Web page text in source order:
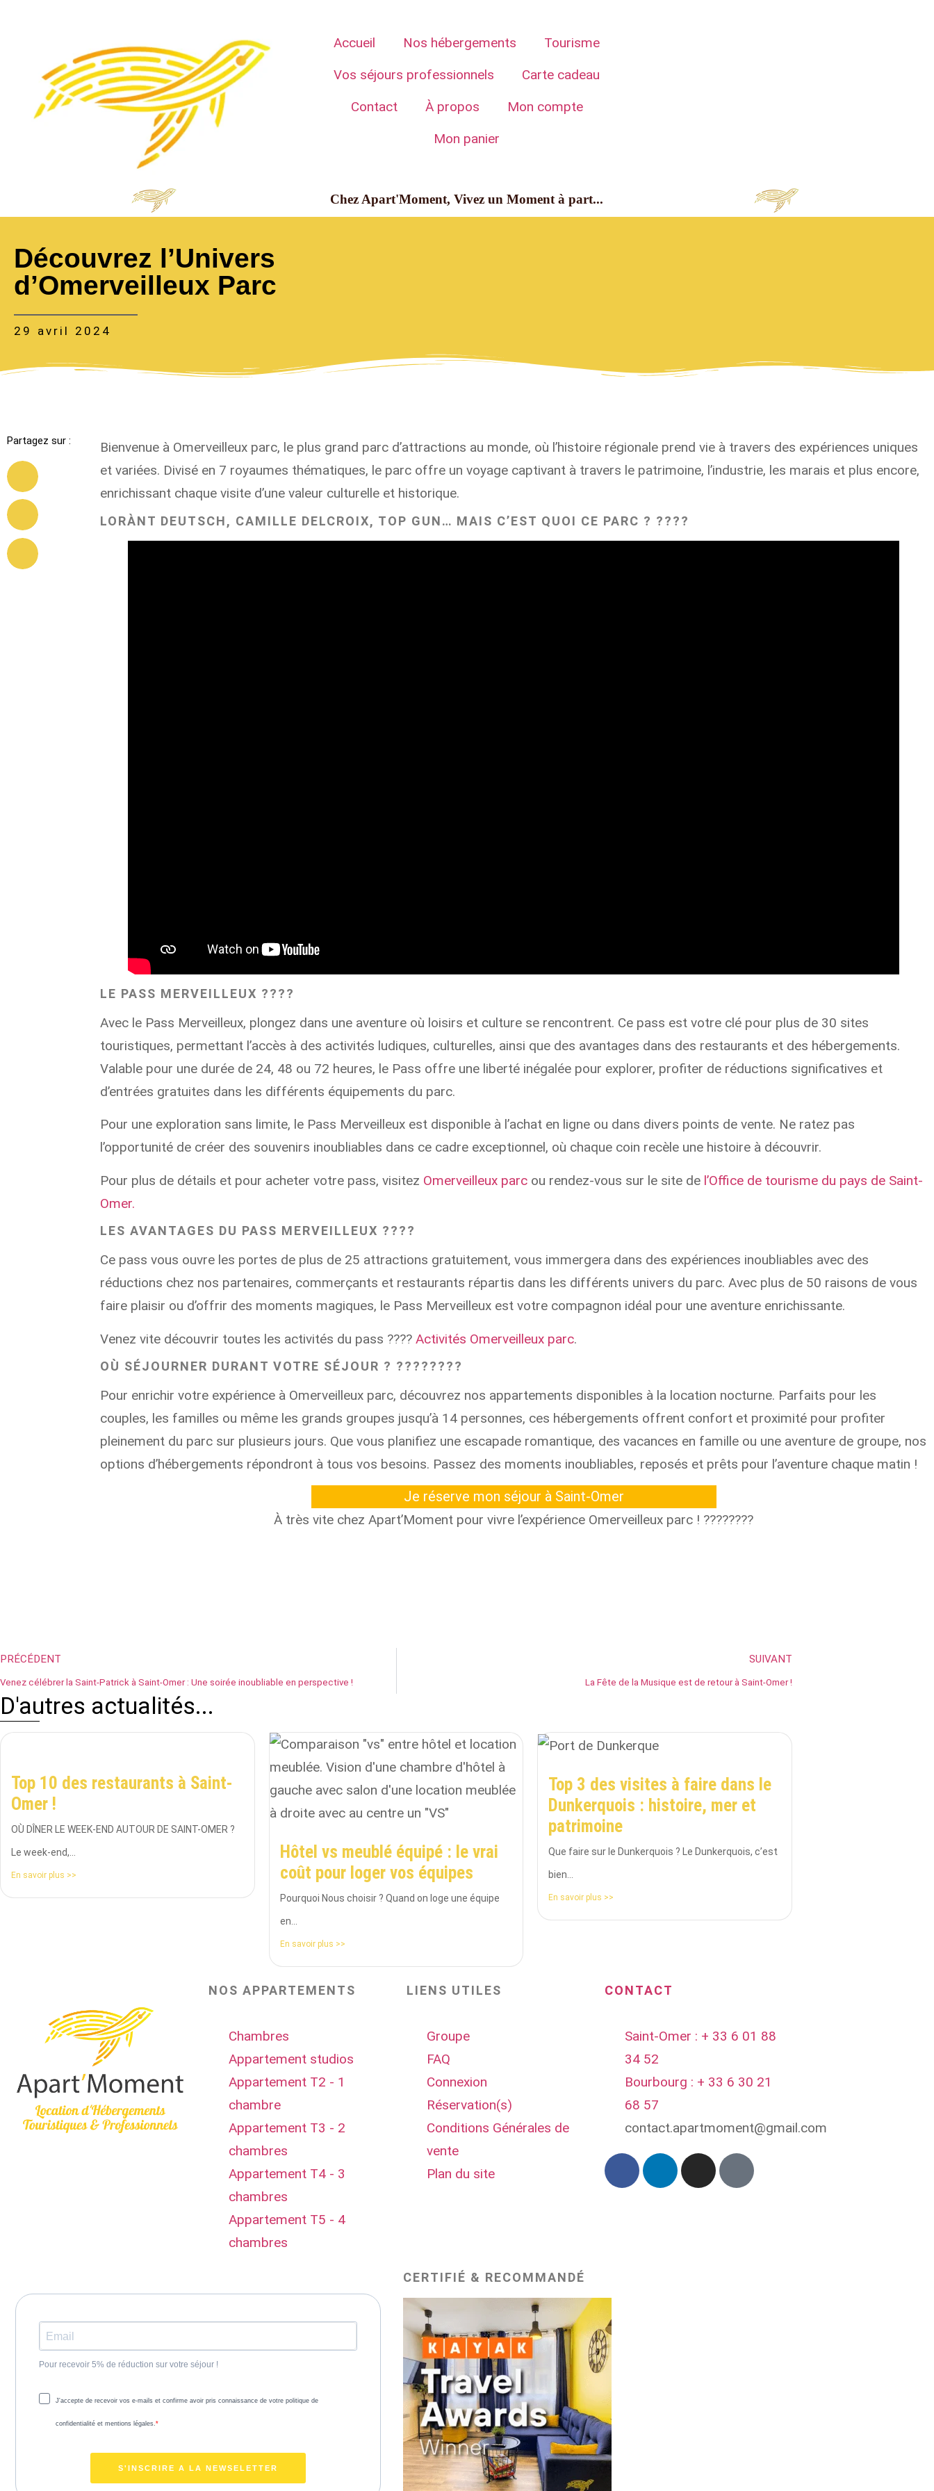
Accueil Nos hébergements
Tourisme
Vos séjours professionnels
Carte cadeau
Contact
À propos
Mon compte
Mon panier
Chez Apart'Moment, Vivez un Moment à part...
Découvrez l’Univers
d’Omerveilleux Parc
29 avril 2024
Partagez sur : Bienvenue à Omerveilleux parc, le plus grand parc d’attractions au monde, où l’histoire régionale prend vie à travers des expériences uniques
et variées. Divisé en 7 royaumes thématiques, le parc offre un voyage captivant à travers le patrimoine, l’industrie, les marais et plus encore,
enrichissant chaque visite d’une valeur culturelle et historique.
LORÀNT DEUTSCH, CAMILLE DELCROIX, TOP GUN… MAIS C’EST QUOI CE PARC ? ????
LE PASS MERVEILLEUX ????
Avec le Pass Merveilleux, plongez dans une aventure où loisirs et culture se rencontrent. Ce pass est votre clé pour plus de 30 sites
touristiques, permettant l’accès à des activités ludiques, culturelles, ainsi que des avantages dans des restaurants et des hébergements.
Valable pour une durée de 24, 48 ou 72 heures, le Pass offre une liberté inégalée pour explorer, profiter de réductions significatives et
d’entrées gratuites dans les différents équipements du parc.
Pour une exploration sans limite, le Pass Merveilleux est disponible à l’achat en ligne ou dans divers points de vente. Ne ratez pas
l’opportunité de créer des souvenirs inoubliables dans ce cadre exceptionnel, où chaque coin recèle une histoire à découvrir.
Pour plus de détails et pour acheter votre pass, visitez Omerveilleux parc ou rendez-vous sur le site de l’Office de tourisme du pays de Saint-
Omer.
LES AVANTAGES DU PASS MERVEILLEUX ????
Ce pass vous ouvre les portes de plus de 25 attractions gratuitement, vous immergera dans des expériences inoubliables avec des
réductions chez nos partenaires, commerçants et restaurants répartis dans les différents univers du parc. Avec plus de 50 raisons de vous
faire plaisir ou d’offrir des moments magiques, le Pass Merveilleux est votre compagnon idéal pour une aventure enrichissante.
Venez vite découvrir toutes les activités du pass ????Activités Omerveilleux parc.
OÙ SÉJOURNER DURANT VOTRE SÉJOUR ? ????????
Pour enrichir votre expérience à Omerveilleux parc, découvrez nos appartements disponibles à la location nocturne. Parfaits pour les
couples, les familles ou même les grands groupes jusqu’à 14 personnes, ces hébergements offrent confort et proximité pour profiter
pleinement du parc sur plusieurs jours. Que vous planifiez une escapade romantique, des vacances en famille ou une aventure de groupe, nos
options d’hébergements répondront à tous vos besoins. Passez des moments inoubliables, reposés et prêts pour l’aventure chaque matin !
Je réserve mon séjour à Saint-Omer
À très vite chez Apart’Moment pour vivre l’expérience Omerveilleux parc ! ????????
PRÉCÉDENT
Venez célébrer la Saint-Patrick à Saint-Omer : Une soirée inoubliable en perspective !
SUIVANT
La Fête de la Musique est de retour à Saint-Omer !
D'autres actualités...
Top 10 des restaurants à Saint-
Omer !
OÙ DÎNER LE WEEK-END AUTOUR DE SAINT-OMER ?
Le week-end,...
En savoir plus >>
Hôtel vs meublé équipé : le vrai
coût pour loger vos équipes
Pourquoi Nous choisir ? Quand on loge une équipe
en...
En savoir plus >>
Top 3 des visites à faire dans le
Dunkerquois : histoire, mer et
patrimoine
Que faire sur le Dunkerquois ? Le Dunkerquois, c’est
bien...
En savoir plus >>
NOS APPARTEMENTS
Chambres
Appartement studios
Appartement T2 - 1
chambre
Appartement T3 - 2
chambres
Appartement T4 - 3
chambres
Appartement T5 - 4
chambres
LIENS UTILES
Groupe
FAQ
Connexion
Réservation(s)
Conditions Générales de
vente
Plan du site
CONTACT
Saint-Omer : + 33 6 01 88
34 52
Bourbourg : + 33 6 30 21
68 57
contact.apartmoment@gmail.com
Pour recevoir 5% de réduction sur votre séjour !
J'accepte de recevoir vos e-mails et confirme avoir pris connaissance de votre politique de
confidentialité et mentions légales.
S'INSCRIRE A LA NEWSELETTER
CERTIFIÉ & RECOMMANDÉ